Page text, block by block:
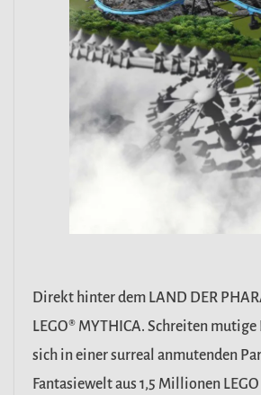
Direkt hinter dem LAND DER
LEGO® MYTHICA. Schreiten
sich ineinersurreal anmutenden
Fantasiewelt aus 1,5 Millionen